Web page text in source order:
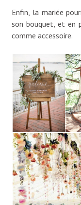
Enfin, la mariée
son bouquet, et en
comme accessoire.